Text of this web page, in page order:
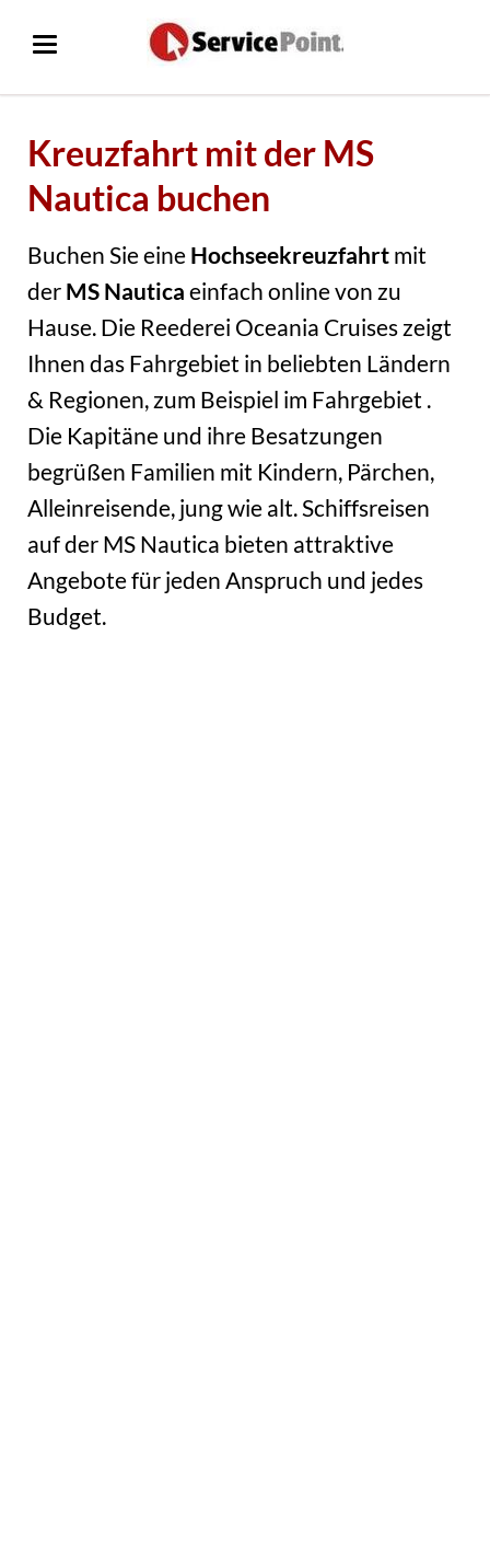
Kreuzfahrt mit der MS
Nautica buchen
Buchen Sie eineHochseekreuzfahrtmit
derMS Nauticaeinfach online von zu
Hause. Die Reederei Oceania Cruises zeigt
Ihnen das Fahrgebiet in beliebten Ländern
& Regionen, zum Beispiel im Fahrgebiet .
Die Kapitäne und ihre Besatzungen
begrüßen Familien mit Kindern, Pärchen,
Alleinreisende, jung wie alt. Schiffsreisen
auf der MS Nautica bieten attraktive
Angebote für jeden Anspruch und jedes
Budget.